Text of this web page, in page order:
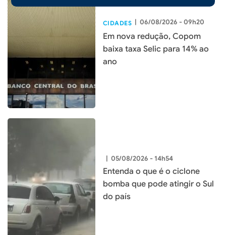
CIDADES | 06/08/2026 - 09h20
Em nova redução, Copom
baixa taxa Selic para 14% ao
ano
| 05/08/2026 - 14h54
Entenda o que é o ciclone
bomba que pode atingir o Sul
do país